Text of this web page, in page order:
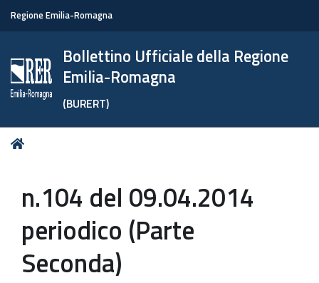
Regione Emilia-Romagna
Bollettino Ufficiale della Regione
Emilia-Romagna
(BURERT)
Tu
n.104 del 09.04.2014
periodico (Parte
Seconda)